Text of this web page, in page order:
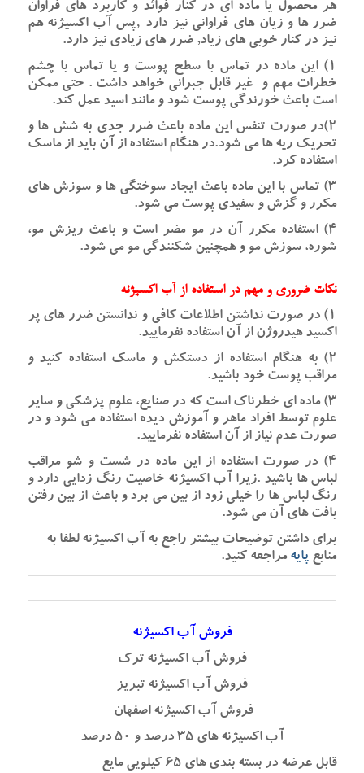
هر محصول یا ماده ای در کنار فوائد و کاربرد های فراوان
ضرر ها و زیان های فراوانی نیز دارد ‚پس آب اکسیژنه هم
نیز در کنار خوبی های زیاد, ضرر های زیادی نیز دارد.
۱) این ماده در تماس با سطح پوست و یا تماس با چشم
خطرات مهم و غیر قابل جبرانی خواهد داشت . حتی ممکن
است باعث خورندگی پوست شود و مانند اسید عمل کند.
۲)در صورت تنفس این ماده باعث ضرر جدی به شش ها و
تحریک ریه ها می شود.در هنگام استفاده از آن باید از ماسک
استفاده کرد.
۳) تماس با این ماده باعث ایجاد سوختگی ها و سوزش های
مکرر و گزش و سفیدی پوست می شود.
۴) استفاده مکرر آن در مو مضر است و باعث ریزش مو،
شوره، سوزش مو و همچنین شکنندگی مو می شود.
نکات ضروری و مهم در استفاده از آب اکسیژنه
۱) در صورت نداشتن اطلاعات کافی و ندانستن ضرر های پر
اکسید هیدروژن از آن استفاده نفرمایید.
۲) به هنگام استفاده از دستکش و ماسک استفاده کنید و
مراقب پوست خود باشید.
۳) ماده ای خطرناک است که در صنایع، علوم پزشکی و سایر
علوم توسط افراد ماهر و آموزش دیده استفاده می شود و در
صورت عدم نیاز از آن استفاده نفرمایید.
۴) در صورت استفاده از این ماده در شست و شو مراقب
لباس ها باشید .زیرا آب اکسیژنه خاصیت رنگ زدایی دارد و
رنگ لباس ها را خیلی زود از بین می برد و باعث از بین رفتن
بافت های آن می شود.
برای داشتن توضیحات بیشتر راجع به آب اکسیژنه لطفا به
منابع پایه مراجعه کنید.
فروش آب اکسیژنه
فروش آب اکسیژنه ترک
فروش آب اکسیژنه تبریز
فروش آب اکسیژنه اصفهان
آب اکسیژنه های ۳۵ درصد و ۵۰ درصد
قابل عرضه در بسته بندی های ۶۵ کیلویی م
ایع